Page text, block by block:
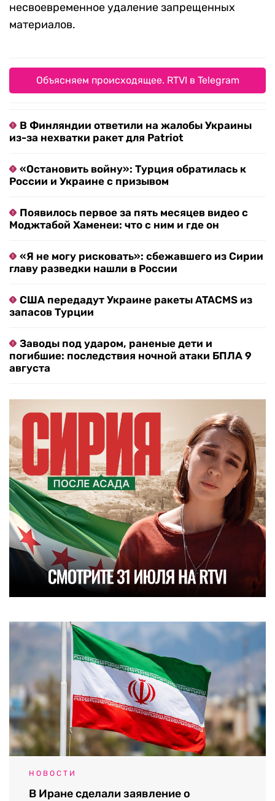
несвоевременное удаление запрещенных
материалов.
Объясняем происходящее. RTVI в Telegram
В Финляндии ответили на жалобы Украины
из-за нехватки ракет для Patriot
«Остановить войну»: Турция обратилась к
России и Украине с призывом
Появилось первое за пять месяцев видео с
Моджтабой Хаменеи: что с ним и где он
«Я не могу рисковать»: сбежавшего из Сирии
главу разведки нашли в России
США передадут Украине ракеты ATACMS из
запасов Турции
Заводы под ударом, раненые дети и
погибшие: последствия ночной атаки БПЛА 9
августа
НОВОСТИ
В Иране сделали заявление о